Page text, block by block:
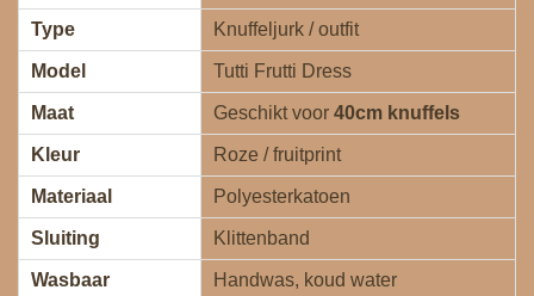
Type Knuffeljurk / outfit
Model Tutti Frutti Dress
Maat Geschikt voor 40cm knuffels
Kleur Roze / fruitprint
Materiaal Polyesterkatoen
Sluiting Klittenband
Wasbaar Handwas, koud water